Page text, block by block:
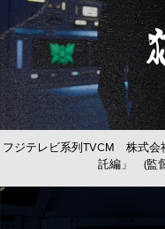
フジテレビ系列TVCM 株式
託編」 (監